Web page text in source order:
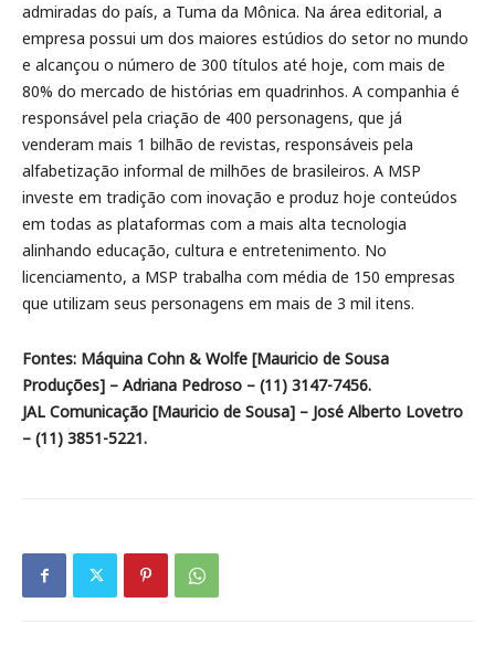
admiradas do país, a Tuma da Mônica. Na área editorial, a
empresa possui um dos maiores estúdios do setor no mundo
e alcançou o número de 300 títulos até hoje, com mais de
80% do mercado de histórias em quadrinhos. A companhia é
responsável pela criação de 400 personagens, que já
venderam mais 1 bilhão de revistas, responsáveis pela
alfabetização informal de milhões de brasileiros. A MSP
investe em tradição com inovação e produz hoje conteúdos
em todas as plataformas com a mais alta tecnologia
alinhando educação, cultura e entretenimento. No
licenciamento, a MSP trabalha com média de 150 empresas
que utilizam seus personagens em mais de 3 mil itens.
Fontes: Máquina Cohn & Wolfe [Mauricio de Sousa
Produções] – Adriana Pedroso – (11) 3147-7456.
JAL Comunicação [Mauricio de Sousa] – José Alberto Lovetro
– (11) 3851-5221.